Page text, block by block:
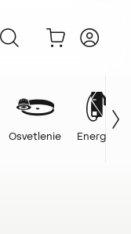
Osvetlenie Energie